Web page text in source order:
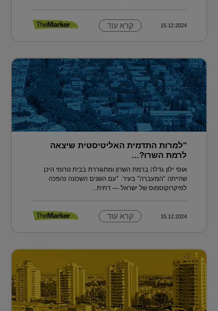
15.12.2024 קרא עוד
"למרות התדמית האליטיסטית שיצאה
לרמת השרו?...
אוסי ילון גדלה ברמת השרון ומתגוררת בבית טרומי היכן
שהייתה "המעברה" בעיר. "עם השנים השכונה נהפכה
למיקרוקוסמוס של ישראל — דתית...
15.12.2024 קרא עוד